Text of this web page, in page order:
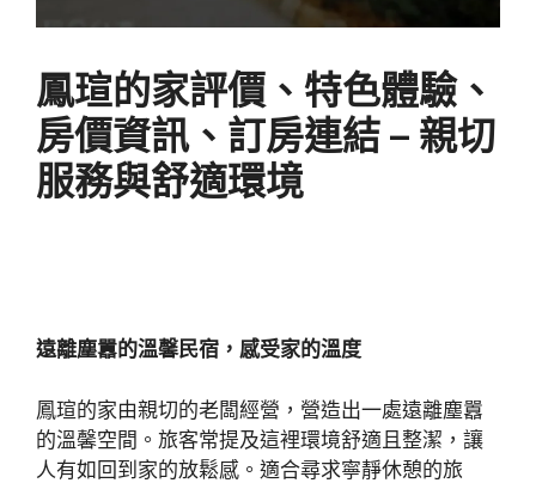
鳳瑄的家評價、特色體驗、
房價資訊、訂房連結 – 親切
服務與舒適環境
遠離塵囂的溫馨民宿，感受家的溫度
鳳瑄的家由親切的老闆經營，營造出一處遠離塵囂
的溫馨空間。旅客常提及這裡環境舒適且整潔，讓
人有如回到家的放鬆感。適合尋求寧靜休憩的旅